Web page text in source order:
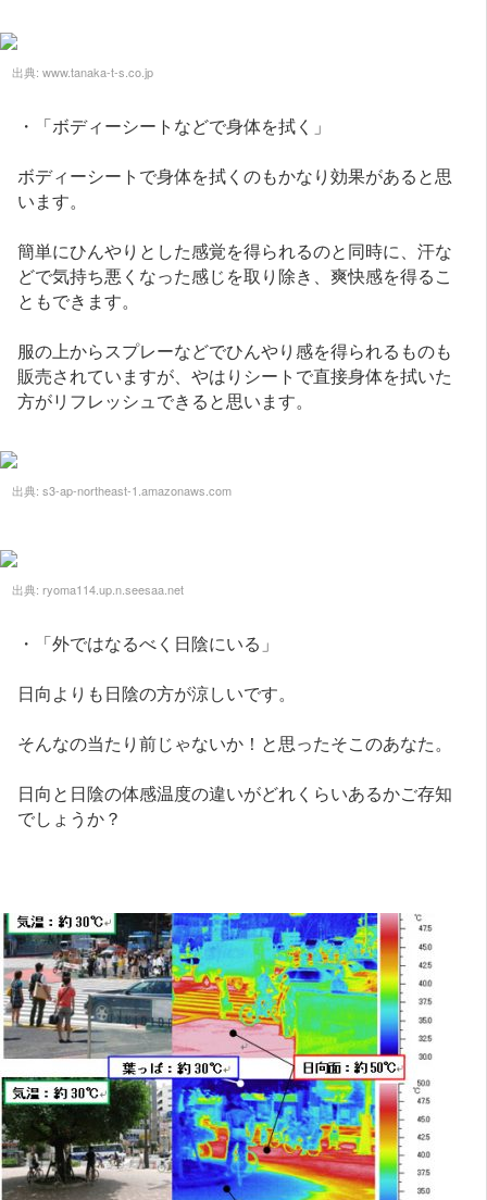
出典: www.tanaka-t-s.co.jp
・「ボディーシートなどで身体を拭く」
ボディーシートで身体を拭くのもかなり効果があると思
います。
簡単にひんやりとした感覚を得られるのと同時に、汗な
どで気持ち悪くなった感じを取り除き、爽快感を得るこ
ともできます。
服の上からスプレーなどでひんやり感を得られるものも
販売されていますが、やはりシートで直接身体を拭いた
方がリフレッシュできると思います。
出典: s3-ap-northeast-1.amazonaws.com
出典: ryoma114.up.n.seesaa.net
・「外ではなるべく日陰にいる」
日向よりも日陰の方が涼しいです。
そんなの当たり前じゃないか！と思ったそこのあなた。
日向と日陰の体感温度の違いがどれくらいあるかご存知
でしょうか？